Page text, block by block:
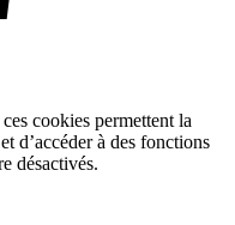
cookies permettent la
d’accéder à des fonctions
désactivés.